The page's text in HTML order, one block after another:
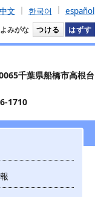
中文 한국어 español
よみがな つける はずす
千葉県船橋市高根台
1710